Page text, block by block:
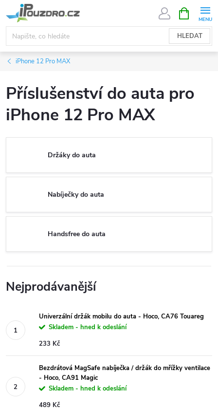
na
obsah
HLEDAT
NÁKUPNÍ
KOŠÍK
iPhone 12 Pro MAX
Příslušenství do auta pro
iPhone 12 Pro MAX
Držáky do auta
Nabíječky do auta
Handsfree do auta
Nejprodávanější
Univerzální držák mobilu do auta - Hoco, CA76 Touareg
Skladem - hned k odeslání
233 Kč
Bezdrátová MagSafe nabíječka / držák do mřížky ventilace
- Hoco, CA91 Magic
Skladem - hned k odeslání
489 Kč